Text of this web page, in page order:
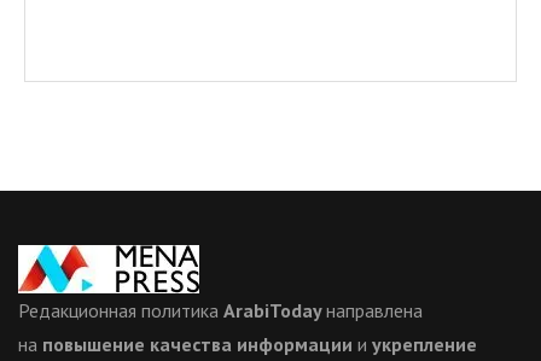
Редакционная политика ArabiTodayнаправлена
на повышение качества информации и укрепление